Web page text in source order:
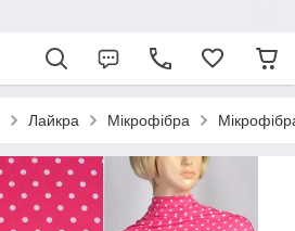
Лайкра Мікрофібра